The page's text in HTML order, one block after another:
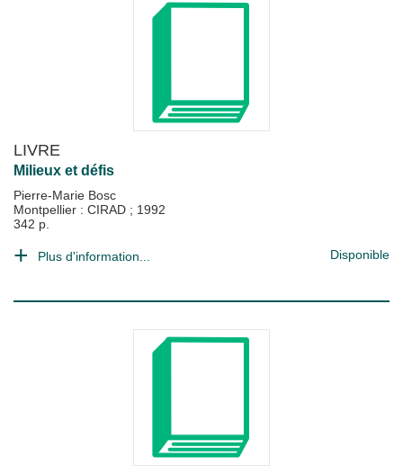
LIVRE
Milieux et défis
Pierre-Marie Bosc
Montpellier : CIRAD ; 1992
342 p.
Plus d'information... Disponible